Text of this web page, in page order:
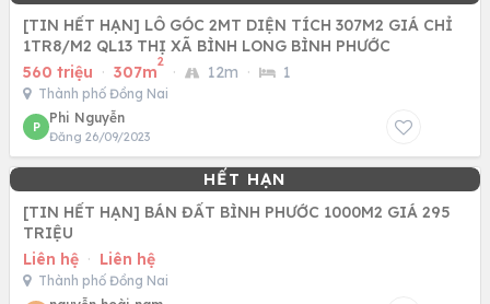
[TIN HẾT HẠN] LÔ GÓC 2MT DIỆN TÍCH 307M2 GIÁ CHỈ
1TR8/M2 QL13 THỊ XÃ BÌNH LONG BÌNH PHƯỚC
560 triệu · 307m
2
· 12m · 1
Thành phố Đồng Nai
P
Phi Nguyễn
Đăng 26/09/2023
[TIN HẾT HẠN] BÁN ĐẤT BÌNH PHƯỚC 1000M2 GIÁ 295
TRIỆU
Liên hệ · Liên hệ
Thành phố Đồng Nai